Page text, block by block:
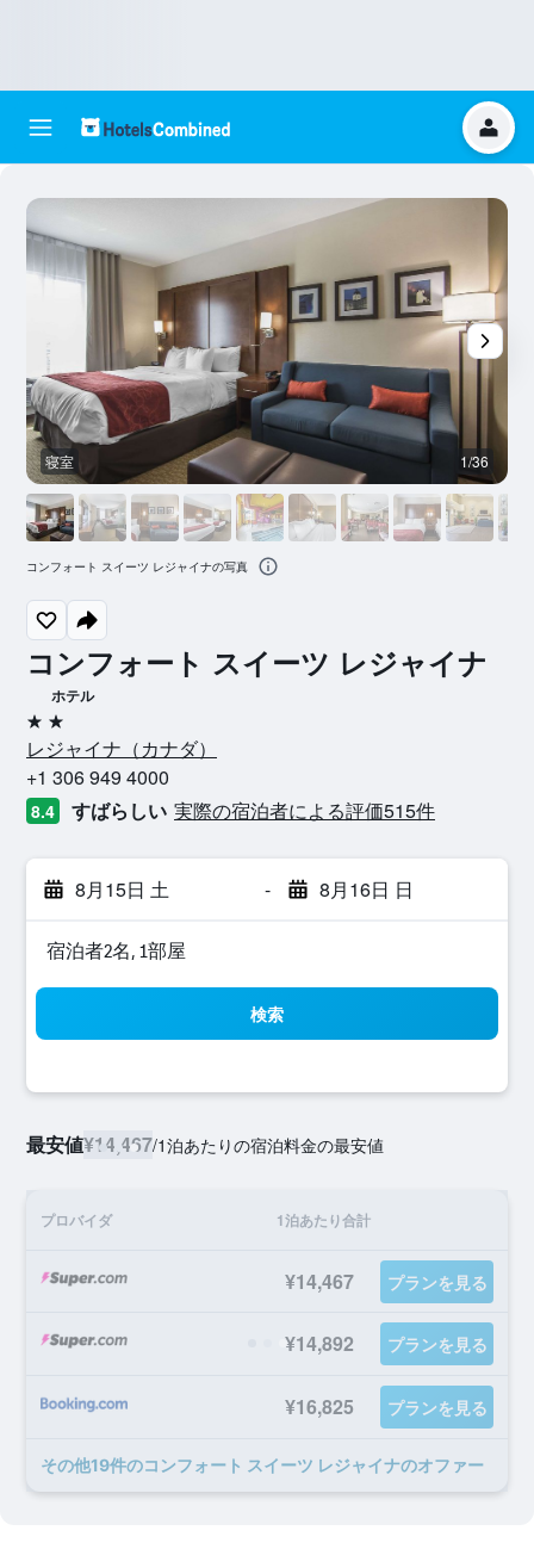
コンフォート スイーツ レジャイナ
ホテル
2つ星
レジャイナ​（カナダ​）​
+1 306 949 4000
8.4 すばらしい 実際の宿泊者による評価515​件
8月15日 土 - 8月16日 日
宿泊者2名, 1​部屋
検索
最安値¥14,467/1泊あたりの宿泊料金の最安値
プロバイダ 1泊あたり合計
¥14,467 プランを見る
¥14,892 プランを見る
¥16,825 プランを見る
​その他19​件のコンフォート スイーツ レジャイナのオファー
寝室 1/36
コンフォート スイーツ レジャイナの写真